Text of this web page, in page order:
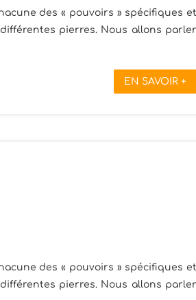
des « pouvoirs » spécifiques
pierres. Nous allons
EN SAVOIR +
des « pouvoirs » spécifiques
pierres. Nous allons